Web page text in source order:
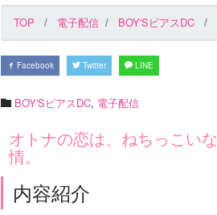
TOP 電子配信 BOY'SピアスDC
Facebook Twitter LINE
BOY'SピアスDC, 電子配信
オトナの恋は、ねちっこい
情。
内容紹介